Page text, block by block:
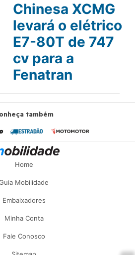
Chinesa XCMG
levará o elétrico
E7-80T de 747
cv para a
Fenatran
também
Home
Mobilidade
Embaixadores
Minha Conta
Fale Conosco